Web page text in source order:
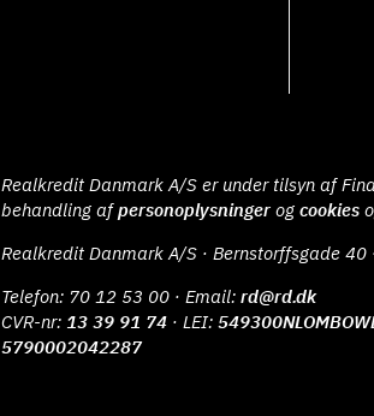
Realkredit Danmark A/S er under tilsyn af
behandling afpersonoplysninger og cookies
Realkredit Danmark A/S · Bernstorffsgade 40
Telefon: 70 12 53 00 · Email: rd@rd.dk
CVR-nr: 13 39 91 74 · LEI:
5790002042287